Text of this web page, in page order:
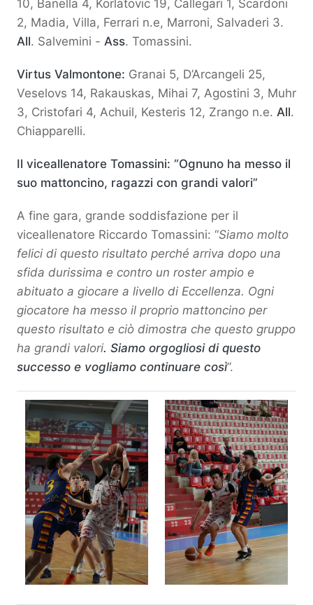
10, Banella 4, Korlatovic 19, Callegari 1, Scardoni
2, Madia, Villa, Ferrari n.e, Marroni, Salvaderi 3.
All. Salvemini - Ass. Tomassini.
Virtus Valmontone: Granai 5, D’Arcangeli 25,
Veselovs 14, Rakauskas, Mihai 7, Agostini 3, Muhr
3, Cristofari 4, Achuil, Kesteris 12, Zrango n.e. All.
Chiapparelli.
Il viceallenatore Tomassini: “Ognuno ha messo il
suo mattoncino, ragazzi con grandi valori”
A fine gara, grande soddisfazione per il
viceallenatore Riccardo Tomassini: “Siamo molto
felici di questo risultato perché arriva dopo una
sfida durissima e contro un roster ampio e
abituato a giocare a livello di Eccellenza. Ogni
giocatore ha messo il proprio mattoncino per
questo risultato e ciò dimostra che questo gruppo
ha grandi valori. Siamo orgogliosi di questo
successo e vogliamo continuare così”.